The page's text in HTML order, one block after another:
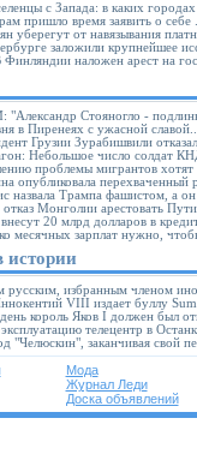
с Запада: в каких
пришло время заявить о себе
уберегут от навязывания
заложили крупнейшее
наложен арест на
Стояногло -
в Пиренеях с ужасной
Грузии Зурабишвили
Небольшое число солдат
проблемы мигрантов хотят
опубликовала
назвала Трампа фашистом, а
Монголии арестовать
20 млрд долларов в
месячных зарплат нужно,
истории
русским, избранным членом
VIII издает буллу
король Яков I должен был
телецентр в
"Челюскин", заканчивая свой
Мода
Журнал Леди
Доска объявлений